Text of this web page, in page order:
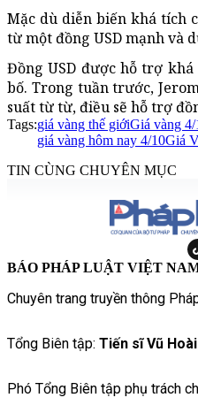
Mặc dù diễn biến khá tích
từ một đồng USD mạnh và
Đồng USD được hỗ trợ
bố. Trong tuần trước,
suất từ từ, điều sẽ hỗ trợ
Tags:giá vàng thế giớiGiá vàng 4/
giá vàng hôm nay 4/10Giá
TIN CÙNG CHUYÊN MỤC
BÁO PHÁP LUẬT VIỆT
Chuyên trang truyền thông
Tổng Biên tập: Tiến sĩ Vũ
Phó Tổng Biên tập phụ trách